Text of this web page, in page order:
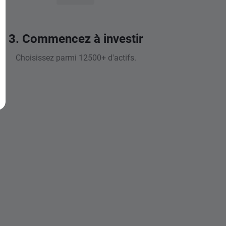
3. Commencez à investir
Choisissez parmi 12500+ d'actifs.